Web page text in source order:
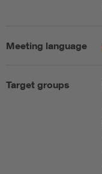
Meeting language
Target groups